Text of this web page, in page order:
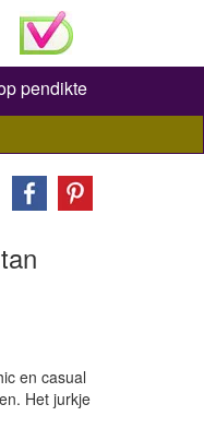
pendikte
en casual
Het jurkje